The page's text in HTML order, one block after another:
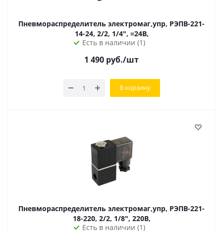
Пневмораспределитель электромаг,упр, РЭПВ-221-
14-24, 2/2, 1/4", =24В,
Есть в наличии (1)
1 490 руб./шт
В корзину
Пневмораспределитель электромаг,упр, РЭПВ-221-
18-220, 2/2, 1/8", 220В,
Есть в наличии (1)